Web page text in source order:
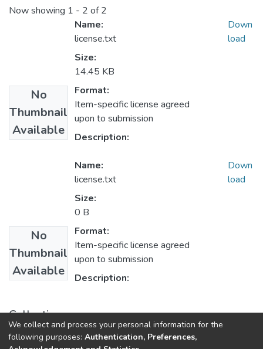
Now showing 1 - 2 of 2
No
Thumbnail
Available
Name:
license.txt
Size:
14.45 KB
Format:
Item-specific license agreed
upon to submission
Description:
Down
load
No
Thumbnail
Available
Name:
license.txt
Size:
0 B
Format:
Item-specific license agreed
upon to submission
Description:
Down
load
Collections
1.1.2. Informes Finales
We collect and process your personal information for the
following purposes: Authentication, Preferences,